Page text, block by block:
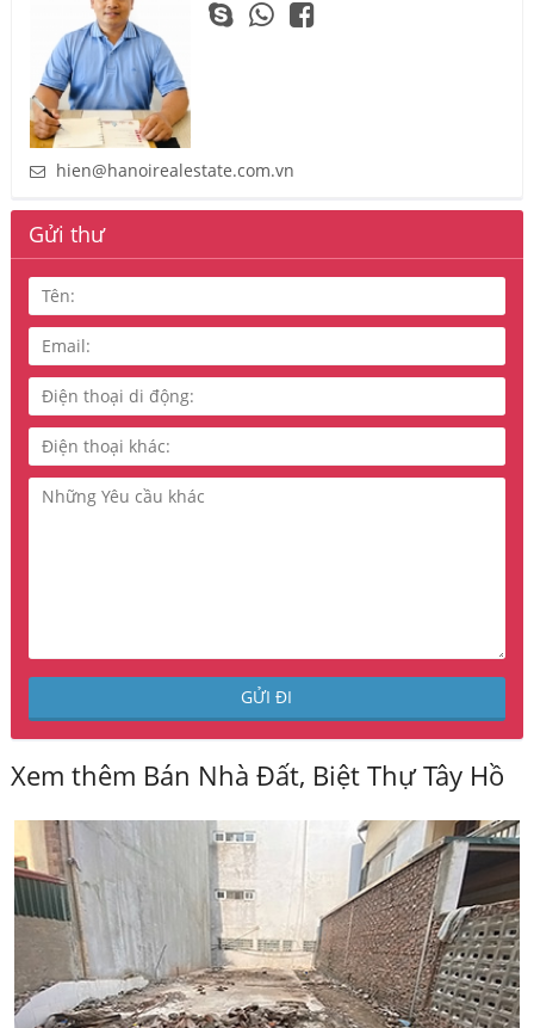
hien@hanoirealestate.com.vn
Gửi thư
Xem thêm Bán Nhà Đất, Biệt Thự Tây Hồ